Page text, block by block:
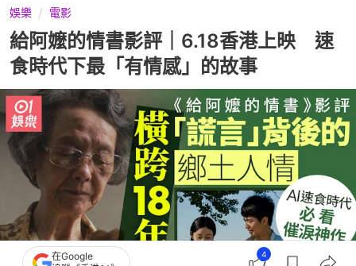
娛樂 電影
給阿嬤的情書影評｜6.18香港上映 速
食時代下最「有情感」的故事
在Google
4